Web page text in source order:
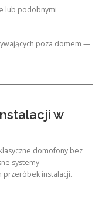
lub podobnymi
poza domem —
w
domofony bez
systemy
instalacji.